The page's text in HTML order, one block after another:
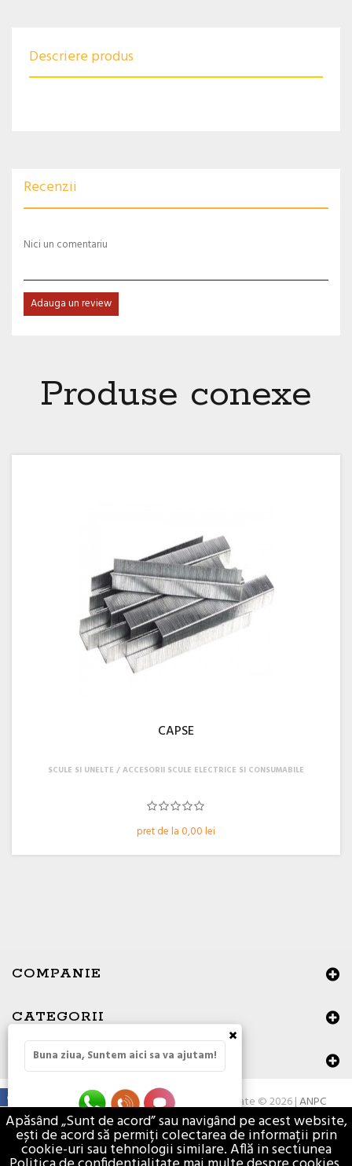
Descriere produs
Recenzii
Nici un comentariu
Adauga un review
Produse conexe
CAPSE
pret de la 0,00 lei
SCULE SI UNELTE ACCESORII SCULE ELECTRICE SI CONSUMABILE
COMPANIE
CATEGORII
DATE DE CONTACT
Toate drepturile rezervate © 2026 |ANPC
Apăsând „Sunt de acord” sau navigând pe acest website,
ești de acord să permiți colectarea de informații prin
cookie-uri sau tehnologii similare. Află in sectiunea
×
Buna ziua, Suntem aici sa va ajutam!